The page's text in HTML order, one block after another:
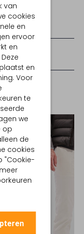
van
cookies
en
ervoor
en
en
Voor
te
we
op
de
cookies
"Cookie-